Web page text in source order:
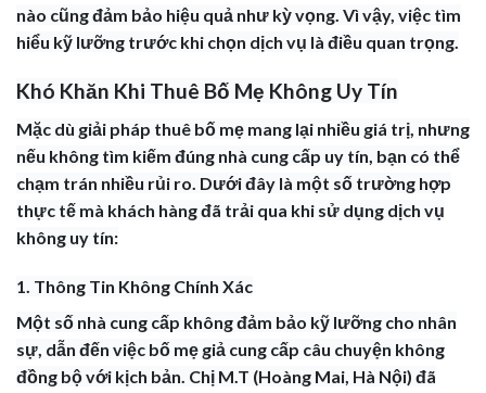
nào cũng đảm bảo hiệu quả như kỳ vọng. Vì vậy, việc tìm
hiểu kỹ lưỡng trước khi chọn dịch vụ là điều quan trọng.
Khó Khăn Khi Thuê Bố Mẹ Không Uy Tín
Mặc dù giải pháp thuê bố mẹ mang lại nhiều giá trị, nhưng
nếu không tìm kiếm đúng nhà cung cấp uy tín, bạn có thể
chạm trán nhiều rủi ro. Dưới đây là một số trường hợp
thực tế mà khách hàng đã trải qua khi sử dụng dịch vụ
không uy tín:
1. Thông Tin Không Chính Xác
Một số nhà cung cấp không đảm bảo kỹ lưỡng cho nhân
sự, dẫn đến việc bố mẹ giả cung cấp câu chuyện không
đồng bộ với kịch bản. Chị M.T (Hoàng Mai, Hà Nội) đã